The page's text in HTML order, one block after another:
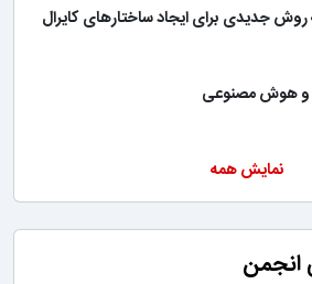
جدیدی برای ایجاد ساختارهای کایرال
هوش مصنوعی
نمایش همه
انجمن